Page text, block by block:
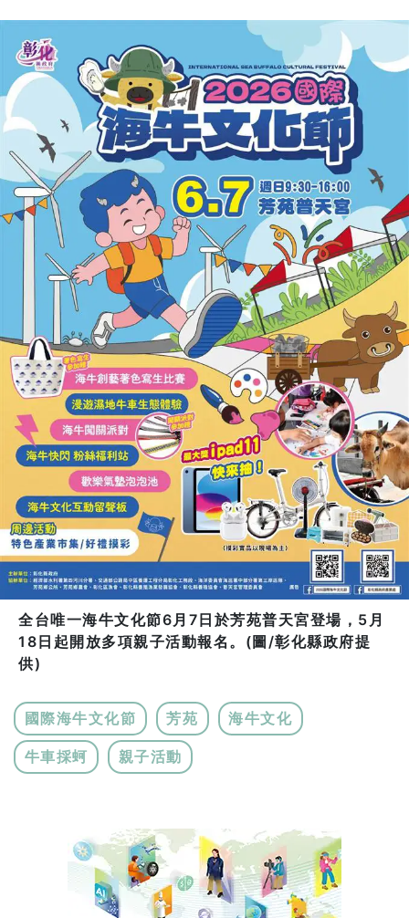
全台唯一海牛文化節6月7日於芳苑普天宮登場，5月
18日起開放多項親子活動報名。(圖/彰化縣政府提
供)
國際海牛文化節 芳苑 海牛文化
牛車採蚵 親子活動